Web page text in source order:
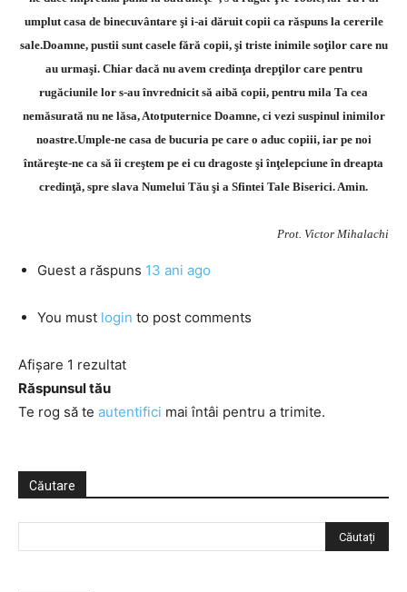
umplut casa de binecuvântare şi i-ai dăruit copii ca răspuns la cererile
sale.Doamne, pustii sunt casele fără copii, şi triste inimile soţilor care nu
au urmaşi. Chiar dacă nu avem credinţa drepţilor care pentru
rugăciunile lor s-au învrednicit să aibă copii, pentru mila Ta cea
nemăsurată nu ne lăsa, Atotputernice Doamne, ci vezi suspinul inimilor
noastre.Umple-ne casa de bucuria pe care o aduc copiii, iar pe noi
întăreşte-ne ca să îi creştem pe ei cu dragoste şi înţelepciune în dreapta
credinţă, spre slava Numelui Tău şi a Sfintei Tale Biserici. Amin.
Prot. Victor Mihalachi
Guest a răspuns 13 ani ago
You must login to post comments
Afișare 1 rezultat
Răspunsul tău
Te rog să te autentifici mai întâi pentru a trimite.
Căutare